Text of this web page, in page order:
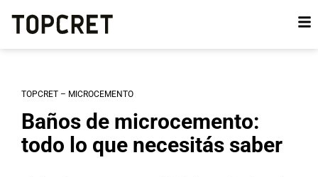
TOPCRET – MICROCEMENTO
Baños de microcemento:
todo lo que necesitás saber